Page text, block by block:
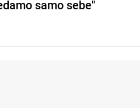
samo sebe"